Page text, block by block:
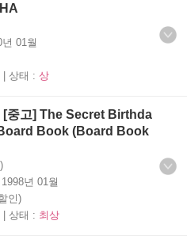
년 01월
| 상태 : 상
[중고] The Secret Birthda
Book (Board Book
1998년 01월
인)
| 상태 : 최상